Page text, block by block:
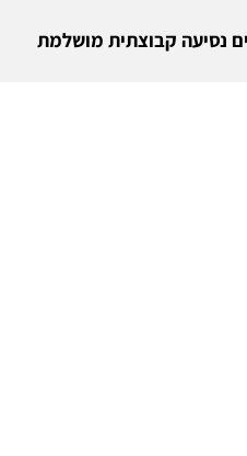
כך מתכננים נסיעה קבוצתית מושלמת